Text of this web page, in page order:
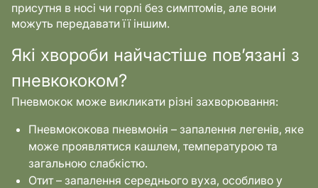
присутня в носі чи горлі без симптомів, але вони
можуть передавати її іншим.
Які хвороби найчастіше пов’язані з
пневкококом?
Пневмокок може викликати різні захворювання:
Пневмококова пневмонія – запалення легенів, яке
може проявлятися кашлем, температурою та
загальною слабкістю.
Отит – запалення середнього вуха, особливо у